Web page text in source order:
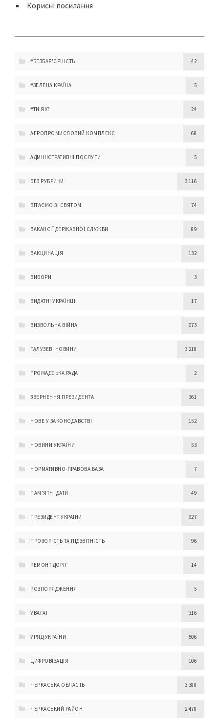
Корисні посилання
#БЕЗБАР'ЄРНІСТЬ 42
#ЗЕЛЕНА КРАЇНА 5
#ТИ ЯК? 24
АГРОПРОМИСЛОВИЙ КОМПЛЕКС 68
АДМІНІСТРАТИВНІ ПОСЛУГИ 5
БЕЗ РУБРИКИ 3 116
ВІТАЄМО ЗІ СВЯТОМ 74
ВАКАНСІЇ ДЕРЖАВНОЇ СЛУЖБИ 89
ВАКЦИНАЦІЯ 132
ВИБОРИ 3
ВИДАТНІ УКРАЇНЦІ 17
ВИЗВОЛЬНА ВІЙНА 673
ГАЛУЗЕВІ НОВИНИ 3 218
ГРОМАДСЬКА РАДА 2
ЗВЕРНЕННЯ ПРЕЗИДЕНТА 361
НОВЕ У ЗАКОНОДАВСТВІ 152
НОВИНИ УКРАЇНИ 53
НОРМАТИВНО-ПРАВОВА БАЗА 7
ПАМ'ЯТНІ ДАТИ 49
ПРЕЗИДЕНТ УКРАЇНИ 927
ПРОЗОРІСТЬ ТА ПІДЗВІТНІСТЬ 96
РЕМОНТ ДОРІГ 14
РОЗПОРЯДЖЕННЯ 5
УВАГА! 316
УРЯД УКРАЇНИ 506
ЦИФРОВІЗАЦІЯ 106
ЧЕРКАСЬКА ОБЛАСТЬ 3 388
ЧЕРКАСЬКИЙ РАЙОН 2 478